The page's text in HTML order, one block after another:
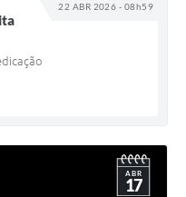
22 ABR 2026 - 08h59
ABR
17